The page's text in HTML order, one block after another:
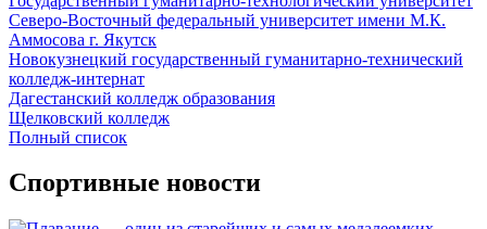
Северо-Восточный федеральный университет имени М.К.
Аммосова г. Якутск
Новокузнецкий государственный гуманитарно-технический
колледж-интернат
Дагестанский колледж образования
Щелковский колледж
Полный список
Спортивные новости